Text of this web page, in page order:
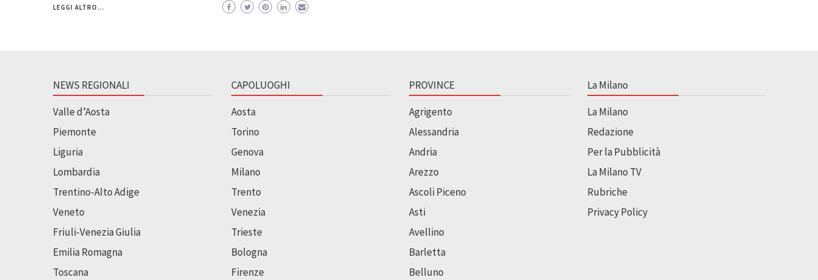
LEGGI ALTRO...
NEWS REGIONALI
Valle d’Aosta
Piemonte
Liguria
Lombardia
Trentino-Alto Adige
Veneto
Friuli-Venezia Giulia
Emilia Romagna
Toscana
CAPOLUOGHI
Aosta
Torino
Genova
Milano
Trento
Venezia
Trieste
Bologna
Firenze
PROVINCE
Agrigento
Alessandria
Andria
Arezzo
Ascoli Piceno
Asti
Avellino
Barletta
Belluno
La Milano
La Milano
Redazione
Per la Pubblicità
La Milano TV
Rubriche
Privacy Policy